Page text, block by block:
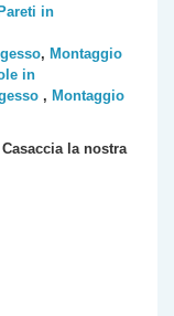
in
, Montaggio
in
, Montaggio
Casacciala nostra